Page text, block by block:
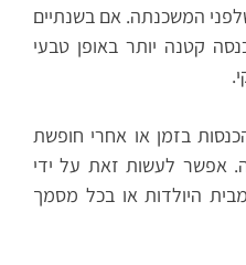
המשכנתה. אם בשנתיים
קטנה יותר באופן טבעי
בזמן או אחרי חופשת
אפשר לעשות זאת על ידי
היולדות או בכל מסמך